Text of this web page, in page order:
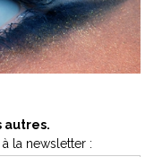
autres.
la newsletter :